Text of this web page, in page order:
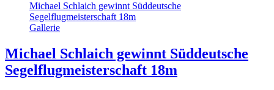
Michael Schlaich gewinnt Süddeutsche
Segelflugmeisterschaft 18m
Gallerie
Michael Schlaich gewinnt Süddeutsche
Segelflugmeisterschaft 18m